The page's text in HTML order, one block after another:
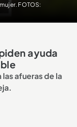
FOTOS:
ayuda
las afueras de la